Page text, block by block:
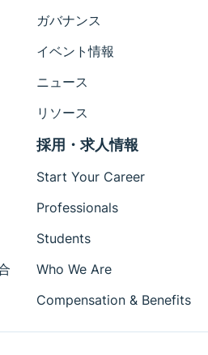
ガバナンス
イベント情報
ニュース
リソース
採用・求人情報
Start Your Career
Professionals
Students
Who We Are
Compensation & Benefits